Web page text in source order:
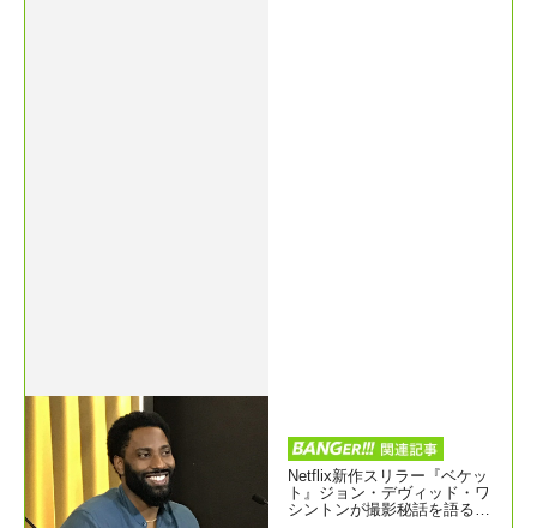
Netflix新作スリラー『ベケッ
ト』ジョン・デヴィッド・ワ
シントンが撮影秘話を語る！